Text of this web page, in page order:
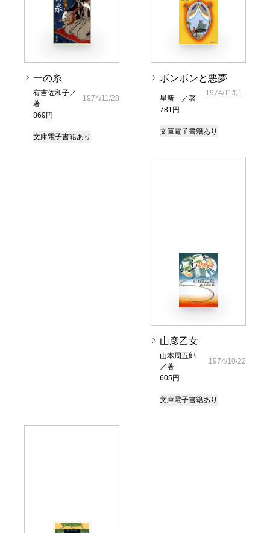
一の糸
有吉佐和子／
著
869円
1974/11/28
文庫電子書籍あり
ボンボンと悪夢
星新一／著
781円
1974/11/01
文庫電子書籍あり
山彦乙女
山本周五郎
／著
605円
1974/10/22
文庫電子書籍あり